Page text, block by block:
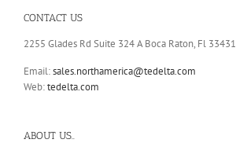
CONTACT US
2255 Glades Rd Suite 324 A Boca Raton, Fl 33431
Email:sales.northamerica@tedelta.com
Web:tedelta.com
ABOUT US..